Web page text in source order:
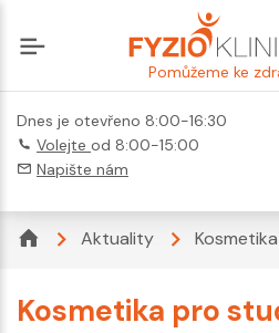
Pomůžeme ke
Dnes je otevřeno 8:00-16:30
Volejte od 8:00-15:00
Napište nám
Aktuality
Kosmetika pro